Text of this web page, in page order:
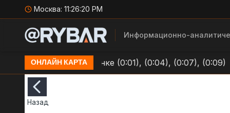
Москва: 11:26:20 PM
Информационно-
ОНЛАЙН КАРТА
ВСУ в Долинке (0:01), (0:04), (0:07), (0:09)
Назад